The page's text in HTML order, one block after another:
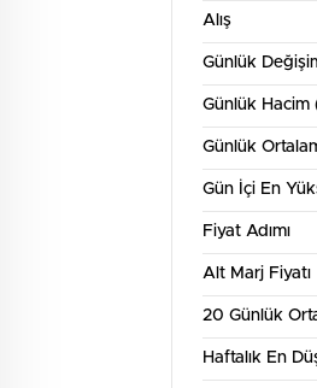
Alış
Günlük
Günlük Hacim
Günlük
Gün İçi En
Fiyat Adımı
Alt Marj Fiyatı
20 Günlük
Haftalık En